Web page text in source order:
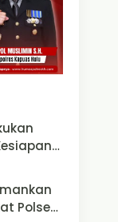
2024 di
Polsek